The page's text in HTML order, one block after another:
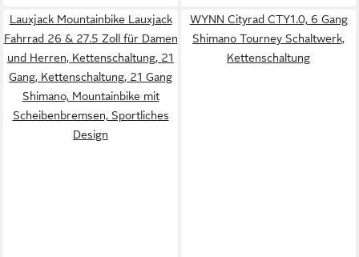
Lauxjack Mountainbike Lauxjack
Fahrrad 26 & 27.5 Zoll für Damen
und Herren, Kettenschaltung, 21
Gang, Kettenschaltung, 21 Gang
Shimano, Mountainbike mit
Scheibenbremsen, Sportliches
Design
WYNN Cityrad CTY1.0, 6 Gang
Shimano Tourney Schaltwerk,
Kettenschaltung